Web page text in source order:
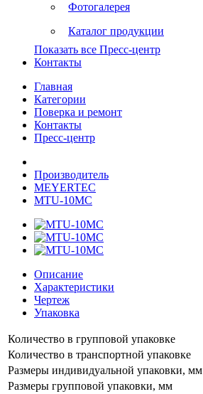
Фотогалерея
Каталог продукции
Показать все Пресс-центр
Контакты
Главная
Категории
Поверка и ремонт
Контакты
Пресс-центр
Производитель
MEYERTEC
MTU-10MC
Описание
Характеристики
Чертеж
Упаковка
Количество в групповой упаковке
Количество в транспортной упаковке
Размеры индивидуальной упаковки, мм
Размеры групповой упаковки, мм